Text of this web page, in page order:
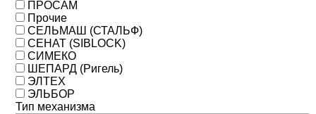
ПРОСАМ
Прочие
СЕЛЬМАШ (СТАЛЬФ)
СЕНАТ (SIBLOCK)
СИМЕКО
ШЕПАРД (Ригель)
ЭЛТЕХ
ЭЛЬБОР
Тип механизма